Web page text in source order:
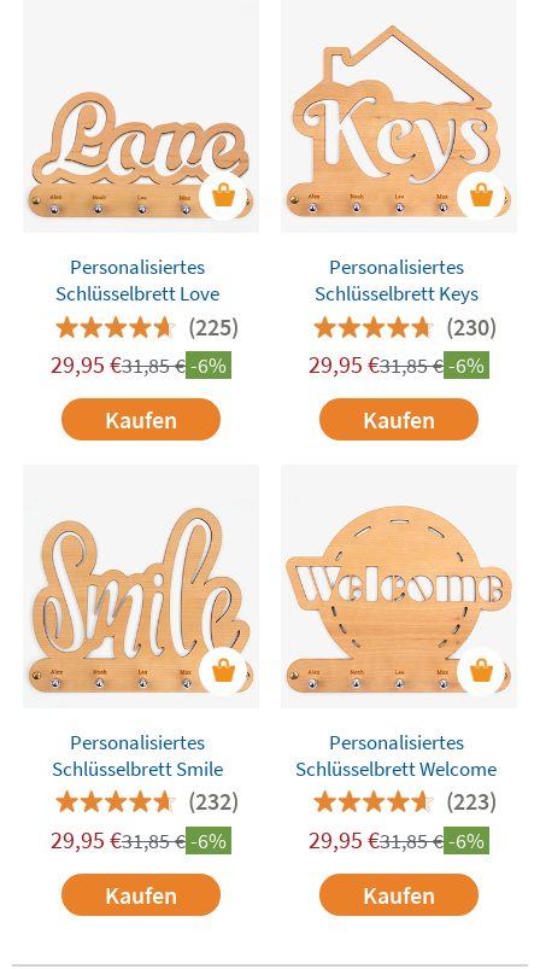
Personalisiertes
Schlüsselbrett Love
(225)
29,95 €31,85€-6%
Kaufen
Personalisiertes
Schlüsselbrett Keys
(230)
29,95 €31,85€-6%
Kaufen
Personalisiertes
Schlüsselbrett Smile
(232)
29,95 €31,85€-6%
Kaufen
Personalisiertes
Schlüsselbrett Welcome
(223)
29,95 €31,85€-6%
Kaufen